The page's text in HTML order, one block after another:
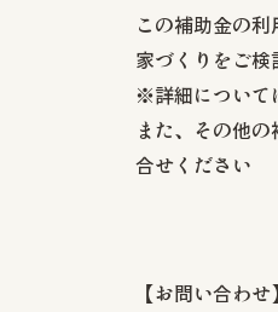
この補助金の
家づくりをご
※詳細について
また、その他
合せください
【お問い合わせ】